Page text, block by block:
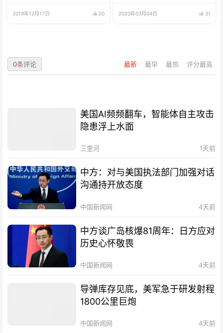
2019年12月17日 20 2020年03月04日 31
最新 最早 最热 评分最高
0条评论
美国AI频频翻车，智能体自主攻击
隐患浮上水面
三里河 1天前
中方：对与美国执法部门加强对话
沟通持开放态度
中国新闻网 4天前
中方谈广岛核爆81周年：日方应对
历史心怀敬畏
中国新闻网 4天前
导弹库存见底，美军急于研发射程
1800公里巨炮
中国新闻网 4天前